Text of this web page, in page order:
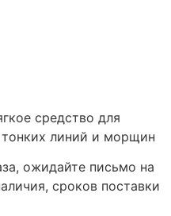
средство для
линий и морщин
ожидайте письмо на
сроков поставки